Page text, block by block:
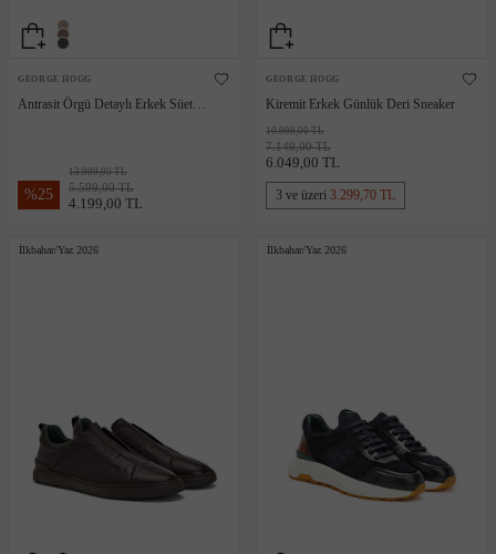
GEORGE HOGG
Antrasit Örgü Detaylı Erkek Süet
%25
13.999,00 TL
5.599,00 TL
4.199,00 TL
GEORGE HOGG
Kiremit Erkek Günlük Deri Sneaker
10.999,00 TL
7.149,00 TL
6.049,00 TL
3 ve üzeri 3.299,70 TL
İlkbahar/Yaz 2026 İlkbahar/Yaz 2026